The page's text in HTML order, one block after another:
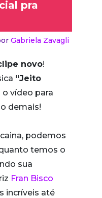
pra
Gabriela Zavagli
novo!
“Jeito
o vídeo para
demais!
podemos
temos o
sua
Fran Bisco
incríveis até